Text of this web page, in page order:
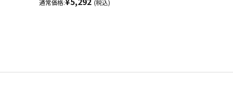
通常価格: (税込)